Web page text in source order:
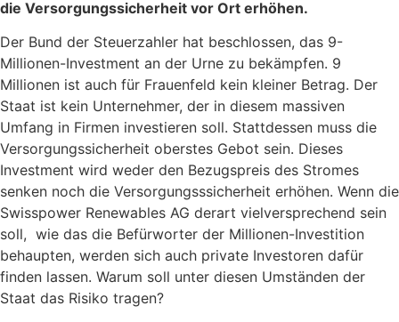
die Versorgungssicherheit vor Ort erhöhen.
Der Bund der Steuerzahler hat beschlossen, das 9-
Millionen-Investment an der Urne zu bekämpfen. 9
Millionen ist auch für Frauenfeld kein kleiner Betrag. Der
Staat ist kein Unternehmer, der in diesem massiven
Umfang in Firmen investieren soll. Stattdessen muss die
Versorgungssicherheit oberstes Gebot sein. Dieses
Investment wird weder den Bezugspreis des Stromes
senken noch die Versorgungsssicherheit erhöhen. Wenn die
Swisspower Renewables AG derart vielversprechend sein
soll, wie das die Befürworter der Millionen-Investition
behaupten, werden sich auch private Investoren dafür
finden lassen. Warum soll unter diesen Umständen der
Staat das Risiko tragen?